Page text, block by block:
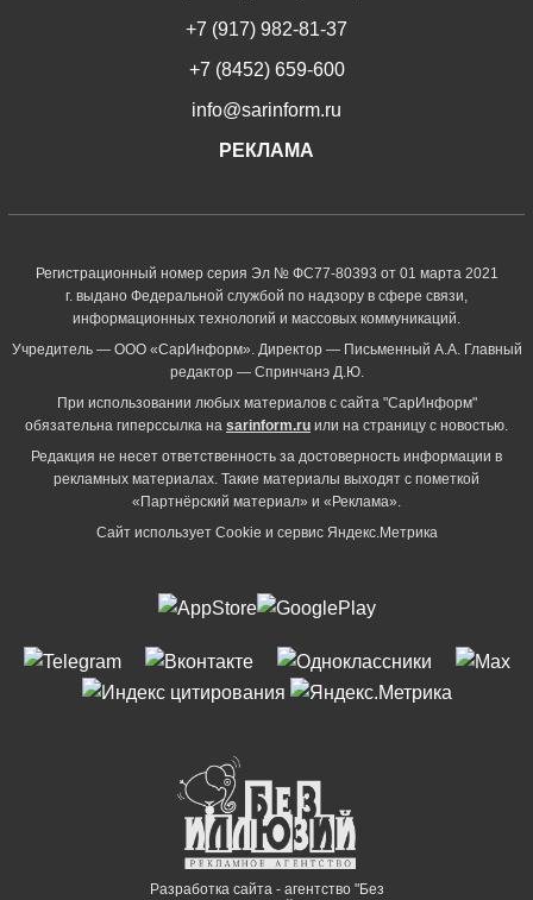
+7 (917) 982-81-37
+7 (8452) 659-600
info@sarinform.ru
РЕКЛАМА
Регистрационный номер серия Эл № ФС77-80393 от 01 марта 2021
г. выдано Федеральной службой по надзору в сфере связи,
информационных технологий и массовых коммуникаций.
Учредитель — ООО «СарИнформ». Директор — Письменный А.А. Главный
редактор — Спринчанэ Д.Ю.
При использовании любых материалов с сайта "СарИнформ"
обязательна гиперссылка на sarinform.ru или на страницу с новостью.
Редакция не несет ответственность за достоверность информации в
рекламных материалах. Такие материалы выходят с пометкой
«Партнёрский материал» и «Реклама».
Сайт использует Cookie и сервиc Яндекс.Метрика
Разработка сайта - агентство "Без